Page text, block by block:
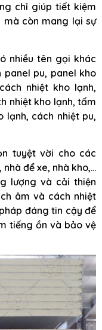
chỉ giúp tiết kiệm
còn mang lại sự
nhiều tên gọi khác
panel pu, panel kho
nhiệt kho lạnh,
nhiệt kho lạnh, tấm
lạnh, cách nhiệt pu,
tuyệt vời cho các
để xe, nhà kho,…
lượng và cải thiện
âm và cách nhiệt
đáng tin cậy để
tiếng ồn và bảo vệ